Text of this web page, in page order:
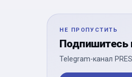
НЕ ПРОПУСТИТЬ
Подпишитесь
Telegram-канал